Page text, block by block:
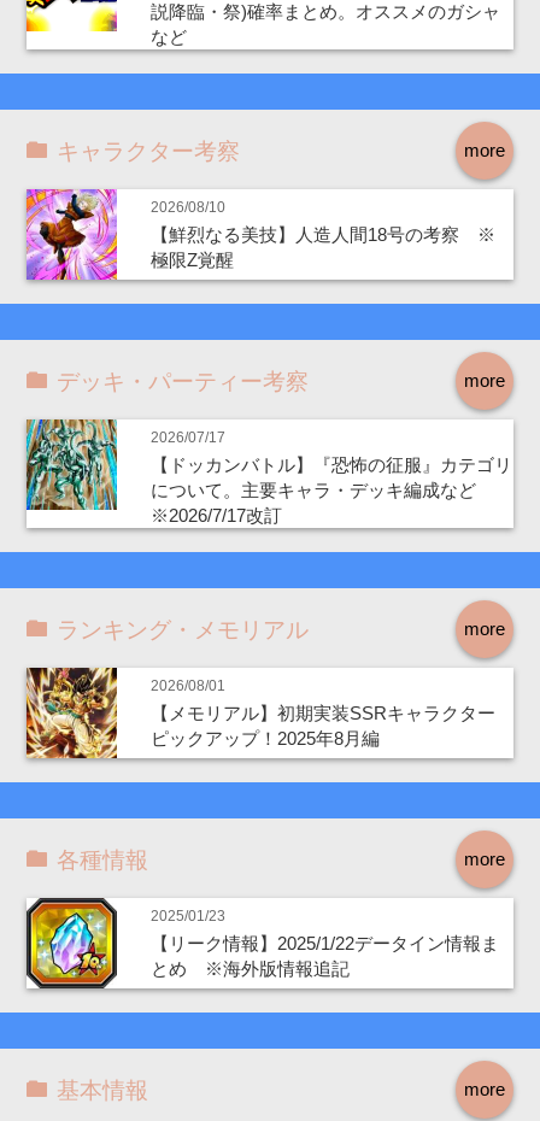
説降臨・祭)確率まとめ。オススメのガシャ
など
more
キャラクター考察
2026/08/10
【鮮烈なる美技】人造人間18号の考察 ※
極限Z覚醒
more
デッキ・パーティー考察
2026/07/17
【ドッカンバトル】『恐怖の征服』カテゴリ
について。主要キャラ・デッキ編成など
※2026/7/17改訂
more
ランキング・メモリアル
2026/08/01
【メモリアル】初期実装SSRキャラクター
ピックアップ！2025年8月編
more
各種情報
2025/01/23
【リーク情報】2025/1/22データイン情報ま
とめ ※海外版情報追記
more
基本情報